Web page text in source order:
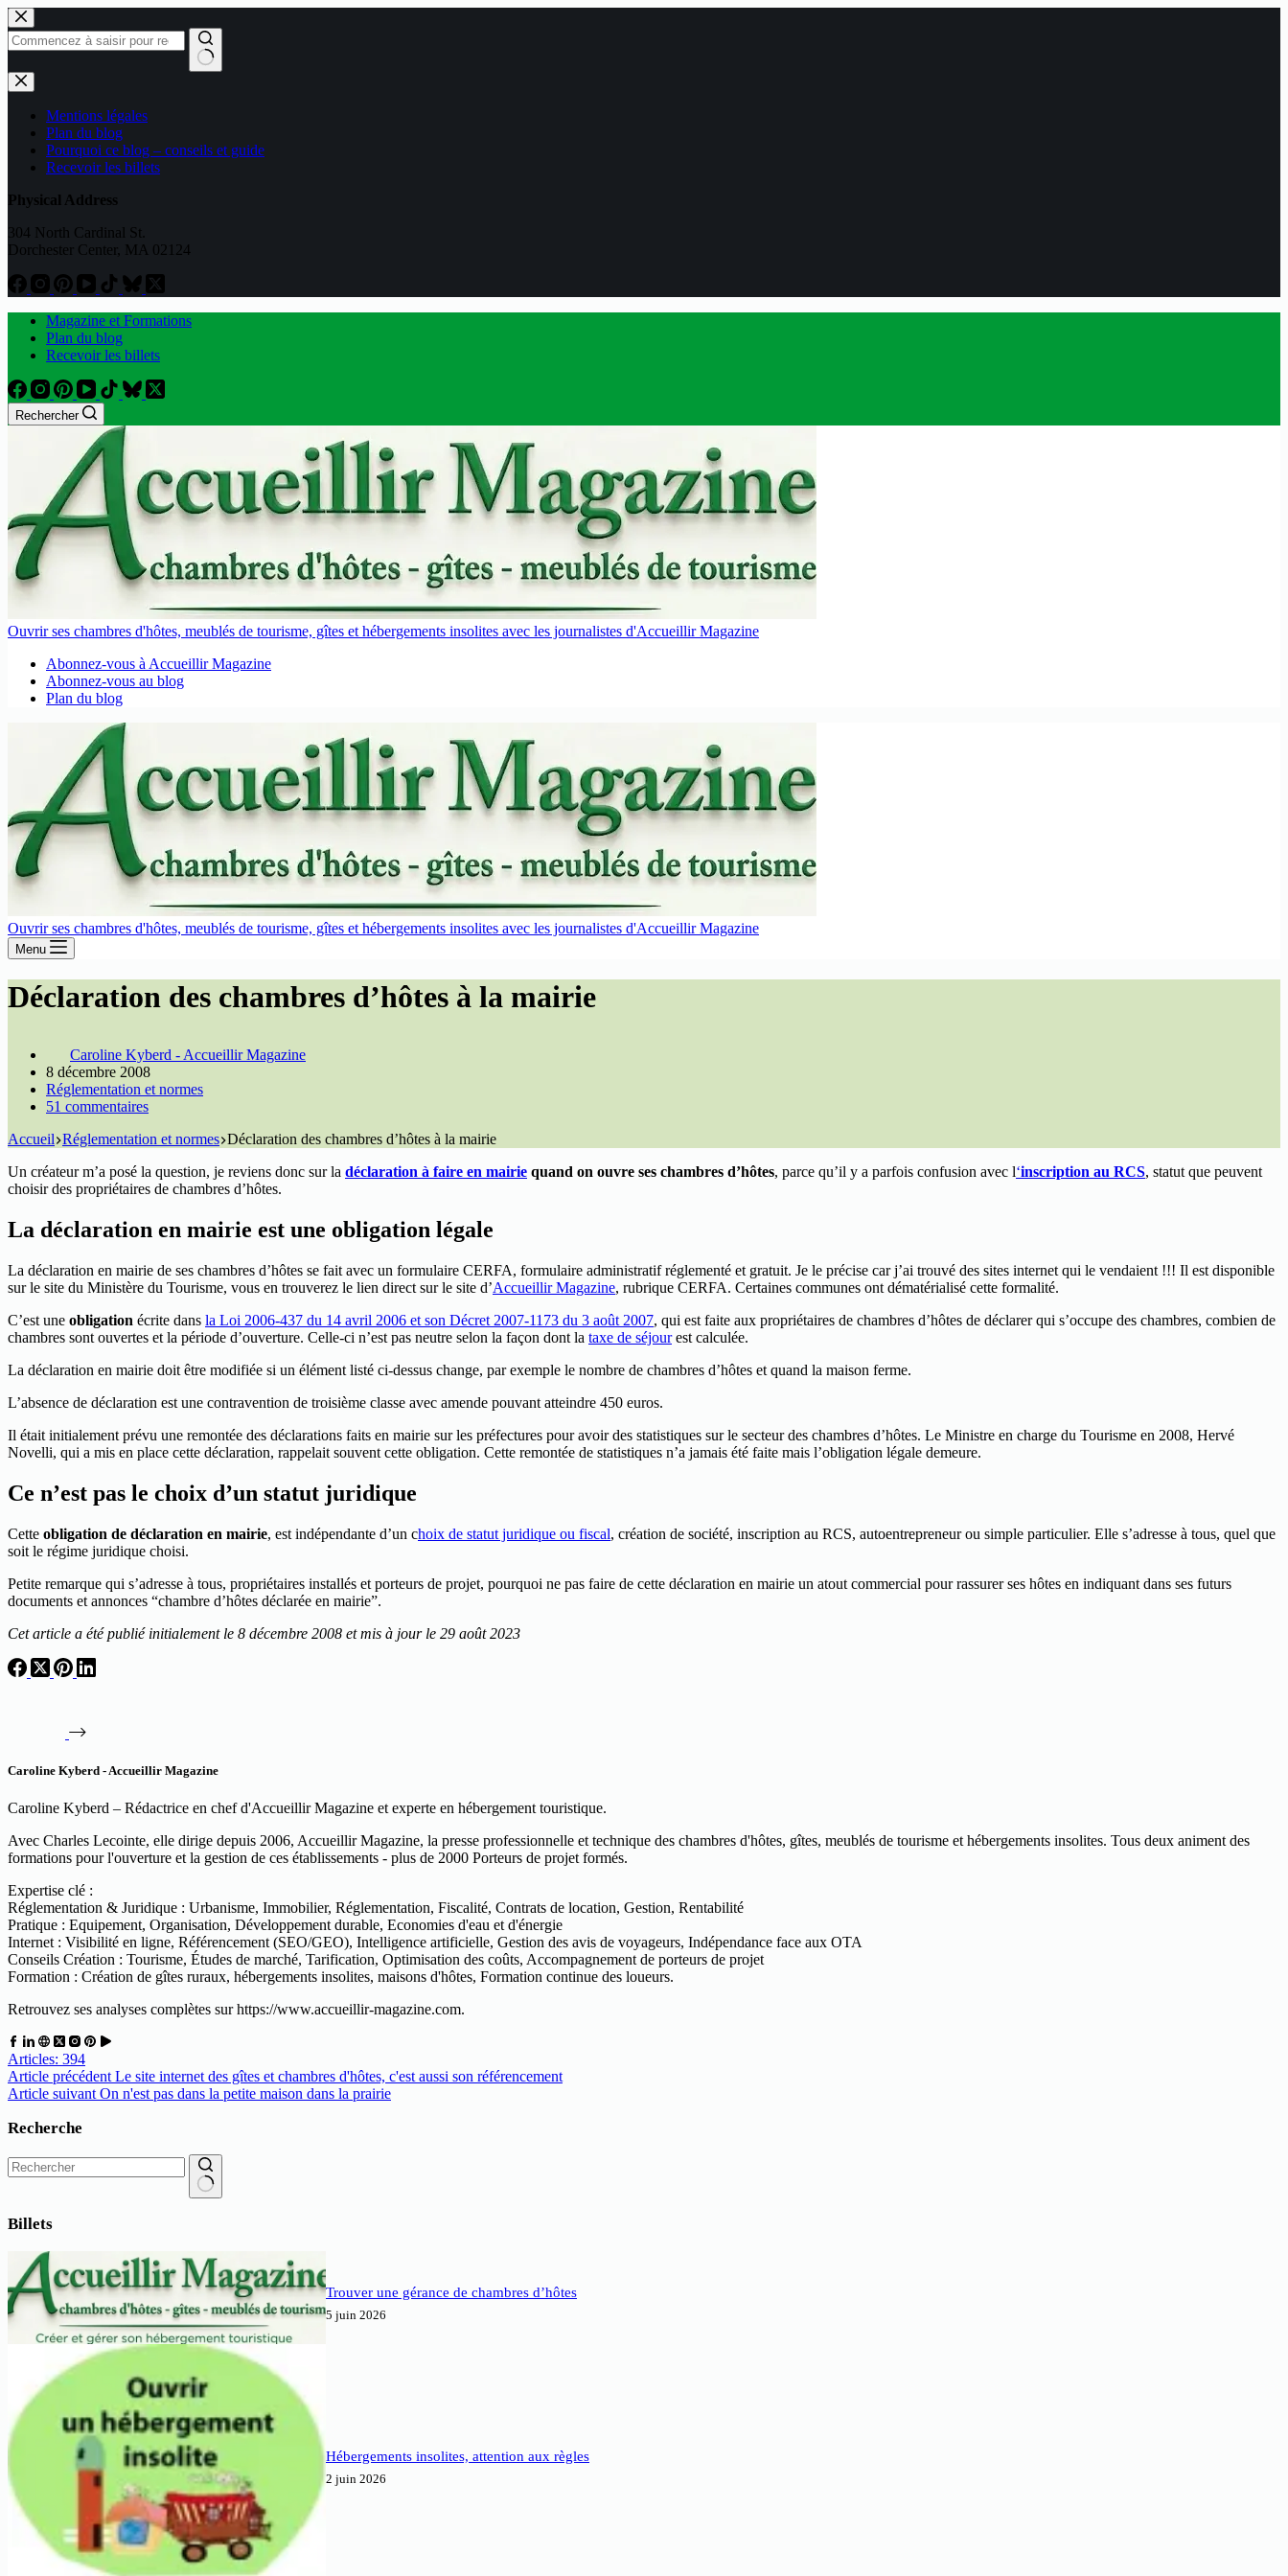
Passer
au
contenu
Aucun
résultat
Mentions légales
Plan du blog
Pourquoi ce blog – conseils et guide
Recevoir les billets
Physical Address
304 North Cardinal St.
Dorchester Center, MA 02124
Magazine et Formations
Plan du blog
Recevoir les billets
Rechercher
Ouvrir ses chambres d'hôtes, meublés de tourisme, gîtes et hébergements insolites avec les journalistes d'Accueillir Magazine
Abonnez-vous à Accueillir Magazine
Abonnez-vous au blog
Plan du blog
Ouvrir ses chambres d'hôtes, meublés de tourisme, gîtes et hébergements insolites avec les journalistes d'Accueillir Magazine
Menu
Déclaration des chambres d’hôtes à la mairie
Caroline Kyberd - Accueillir Magazine
8 décembre 2008
Réglementation et normes
51 commentaires
Accueil Réglementation et normes Déclaration des chambres d’hôtes à la mairie
Un créateur m’a posé la question, je reviens donc sur la déclaration à faire en mairie quand on ouvre ses chambres d’hôtes, parce qu’il y a parfois confusion avec l‘inscription au RCS, statut que peuvent
choisir des propriétaires de chambres d’hôtes.
La déclaration en mairie est une obligation légale
La déclaration en mairie de ses chambres d’hôtes se fait avec un formulaire CERFA, formulaire administratif réglementé et gratuit. Je le précise car j’ai trouvé des sites internet qui le vendaient !!! Il est disponible
sur le site du Ministère du Tourisme, vous en trouverez le lien direct sur le site d’Accueillir Magazine, rubrique CERFA. Certaines communes ont dématérialisé cette formalité.
C’est une obligation écrite dans la Loi 2006-437 du 14 avril 2006 et son Décret 2007-1173 du 3 août 2007, qui est faite aux propriétaires de chambres d’hôtes de déclarer qui s’occupe des chambres, combien de
chambres sont ouvertes et la période d’ouverture. Celle-ci n’est pas neutre selon la façon dont la taxe de séjourest calculée.
La déclaration en mairie doit être modifiée si un élément listé ci-dessus change, par exemple le nombre de chambres d’hôtes et quand la maison ferme.
L’absence de déclaration est une contravention de troisième classe avec amende pouvant atteindre 450 euros.
Il était initialement prévu une remontée des déclarations faits en mairie sur les préfectures pour avoir des statistiques sur le secteur des chambres d’hôtes. Le Ministre en charge du Tourisme en 2008, Hervé
Novelli, qui a mis en place cette déclaration, rappelait souvent cette obligation. Cette remontée de statistiques n’a jamais été faite mais l’obligation légale demeure.
Ce n’est pas le choix d’un statut juridique
Cette obligation de déclaration en mairie, est indépendante d’un choix de statut juridique ou fiscal, création de société, inscription au RCS, autoentrepreneur ou simple particulier. Elle s’adresse à tous, quel que
soit le régime juridique choisi.
Petite remarque qui s’adresse à tous, propriétaires installés et porteurs de projet, pourquoi ne pas faire de cette déclaration en mairie un atout commercial pour rassurer ses hôtes en indiquant dans ses futurs
documents et annonces “chambre d’hôtes déclarée en mairie”.
Cet article a été publié initialement le 8 décembre 2008 et mis à jour le 29 août 2023
Caroline Kyberd - Accueillir Magazine
Caroline Kyberd – Rédactrice en chef d'Accueillir Magazine et experte en hébergement touristique.
Avec Charles Lecointe, elle dirige depuis 2006, Accueillir Magazine, la presse professionnelle et technique des chambres d'hôtes, gîtes, meublés de tourisme et hébergements insolites. Tous deux animent des
formations pour l'ouverture et la gestion de ces établissements - plus de 2000 Porteurs de projet formés.
Expertise clé :
Réglementation & Juridique : Urbanisme, Immobilier, Réglementation, Fiscalité, Contrats de location, Gestion, Rentabilité
Pratique : Equipement, Organisation, Développement durable, Economies d'eau et d'énergie
Internet : Visibilité en ligne, Référencement (SEO/GEO), Intelligence artificielle, Gestion des avis de voyageurs, Indépendance face aux OTA
Conseils Création : Tourisme, Études de marché, Tarification, Optimisation des coûts, Accompagnement de porteurs de projet
Formation : Création de gîtes ruraux, hébergements insolites, maisons d'hôtes, Formation continue des loueurs.
Retrouvez ses analyses complètes sur https://www.accueillir-magazine.com.
Articles: 394
Article précédent Le site internet des gîtes et chambres d'hôtes, c'est aussi son référencement
Article suivant On n'est pas dans la petite maison dans la prairie
Recherche
résultat
Billets
Trouver une gérance de chambres d’hôtes
5 juin 2026
Hébergements insolites, attention aux règles
2 juin 2026